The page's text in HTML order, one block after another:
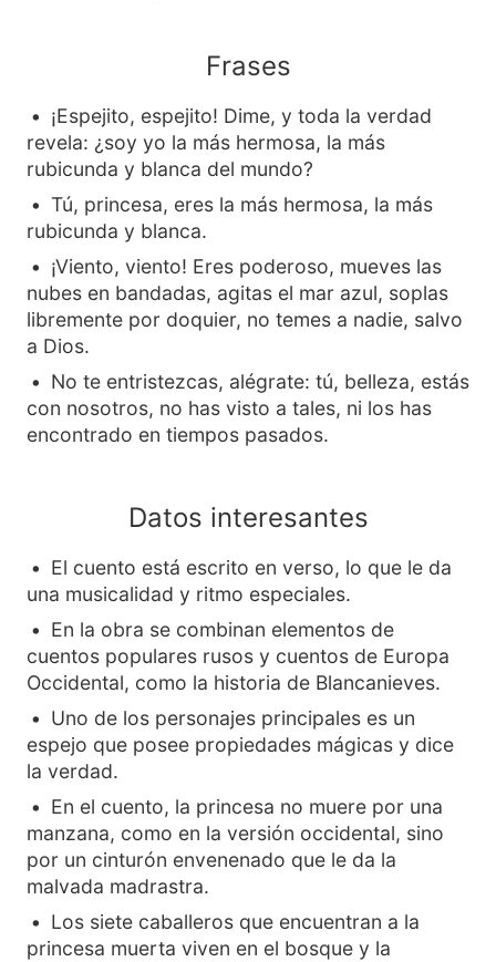
Frases
¡Espejito, espejito! Dime, y toda la verdad
revela: ¿soy yo la más hermosa, la más
rubicunda y blanca del mundo?
Tú, princesa, eres la más hermosa, la más
rubicunda y blanca.
¡Viento, viento! Eres poderoso, mueves las
nubes en bandadas, agitas el mar azul, soplas
libremente por doquier, no temes a nadie, salvo
a Dios.
No te entristezcas, alégrate: tú, belleza, estás
con nosotros, no has visto a tales, ni los has
encontrado en tiempos pasados.
Datos interesantes
El cuento está escrito en verso, lo que le da
una musicalidad y ritmo especiales.
En la obra se combinan elementos de
cuentos populares rusos y cuentos de Europa
Occidental, como la historia de Blancanieves.
Uno de los personajes principales es un
espejo que posee propiedades mágicas y dice
la verdad.
En el cuento, la princesa no muere por una
manzana, como en la versión occidental, sino
por un cinturón envenenado que le da la
malvada madrastra.
Los siete caballeros que encuentran a la
princesa muerta viven en el bosque y la